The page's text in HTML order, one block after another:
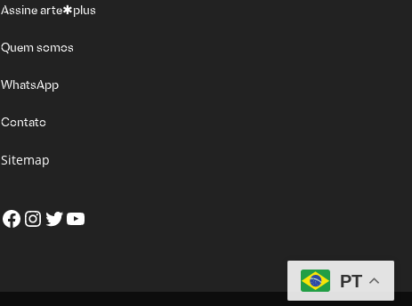
Assine arte✱plus
Quem somos
WhatsApp
Contato
Sitemap
Facebook
Instagram
Twitter
Youtube
PT